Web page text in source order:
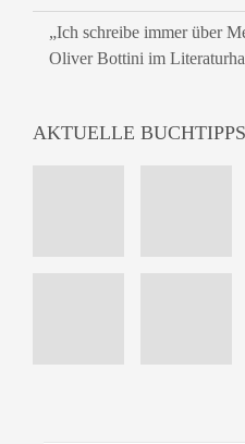
„Ich schreibe immer über
Oliver Bottini im
AKTUELLE BUCHTIPPS